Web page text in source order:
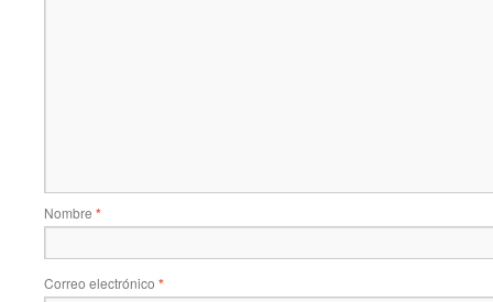
Nombre *
Correo electrónico *